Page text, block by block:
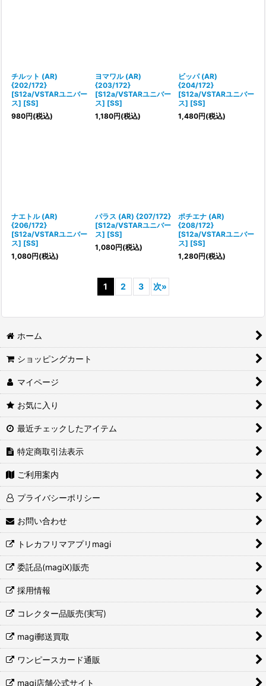
チルット (AR)
{202/172}
[S12a/VSTARユニバー
ス] [SS]
980円(税込)
ヨマワル (AR)
{203/172}
[S12a/VSTARユニバー
ス] [SS]
1,180円(税込)
ビッパ (AR)
{204/172}
[S12a/VSTARユニバー
ス] [SS]
1,480円(税込)
ナエトル (AR)
{206/172}
[S12a/VSTARユニバー
ス] [SS]
1,080円(税込)
パラス (AR) {207/172}
[S12a/VSTARユニバー
ス] [SS]
1,080円(税込)
ポチエナ (AR)
{208/172}
[S12a/VSTARユニバー
ス] [SS]
1,280円(税込)
1 2 3 次»
ホーム
ショッピングカート
マイページ
お気に入り
最近チェックしたアイテム
特定商取引法表示
ご利用案内
プライバシーポリシー
お問い合わせ
トレカフリマアプリmagi
委託品(magiX)販売
採用情報
コレクター品販売(実写)
magi郵送買取
ワンピースカード通販
magi店舗公式サイト